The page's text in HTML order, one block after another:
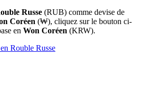
Russe (RUB) comme devise de
Coréen (₩), cliquez sur le bouton ci-
en Won Coréen (KRW).
Rouble Russe